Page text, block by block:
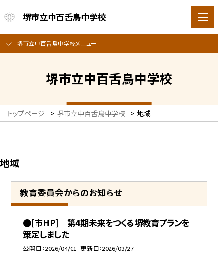
堺市立中百舌鳥中学校
堺市立中百舌鳥中学校メニュー
堺市立中百舌鳥中学校
トップページ > 堺市立中百舌鳥中学校 > 地域
地域
教育委員会からのお知らせ
●[市HP] 第4期未来をつくる堺教育プランを
策定しました
公開日 2026/04/01 更新日 2026/03/27